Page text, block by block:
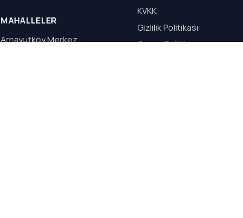
MAHALLELER
Arnavutköy Merkez
KVKK
Gizlilik Politikası
Çerez Politikası